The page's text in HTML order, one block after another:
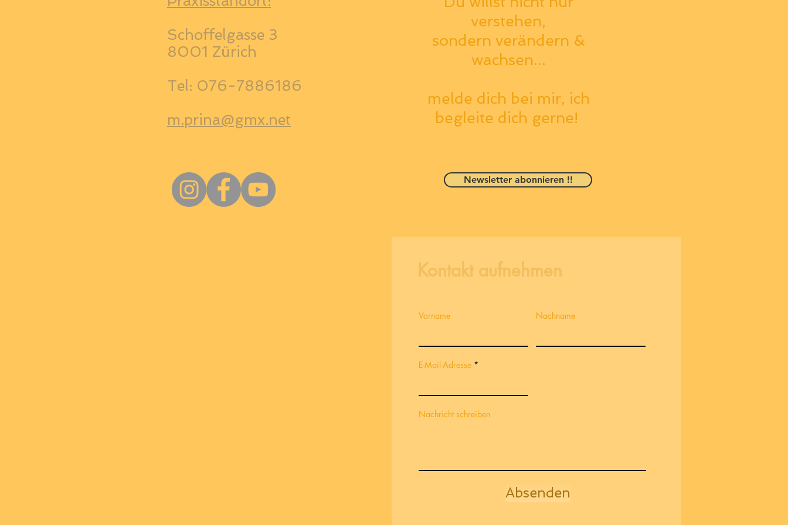
Schoffelgasse 3
8001 Zürich
Tel: 076-7886186
m.prina@gmx.net
verstehen,
sondern verändern &
wachsen...
melde dich bei mir, ich
begleite dich gerne!
Newsletter abonnieren !!
Kontakt aufnehmen
Vorname Nachname
E-Mail-Adresse
Nachricht schreiben
Absenden